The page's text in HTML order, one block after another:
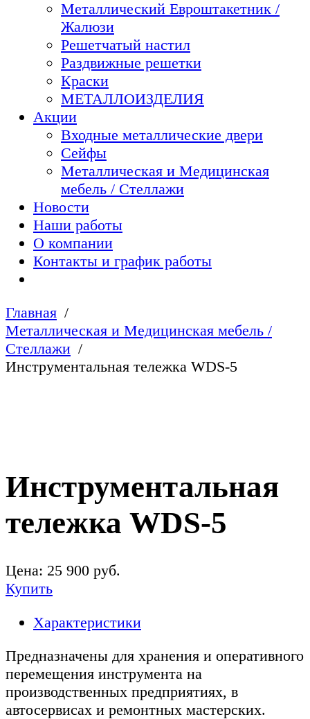
Металлический Евроштакетник /
Жалюзи
Решетчатый настил
Раздвижные решетки
Краски
МЕТАЛЛОИЗДЕЛИЯ
Акции
Входные металлические двери
Сейфы
Металлическая и Медицинская
мебель / Стеллажи
Новости
Наши работы
О компании
Контакты и график работы
Главная
Металлическая и Медицинская мебель /
Стеллажи
Инструментальная тележка WDS-5
Инструментальная
тележка WDS-5
Цена: 25 900 руб.
Купить
Характеристики
Предназначены для хранения и оперативного
перемещения инструмента на
производственных предприятиях, в
автосервисах и ремонтных мастерских.